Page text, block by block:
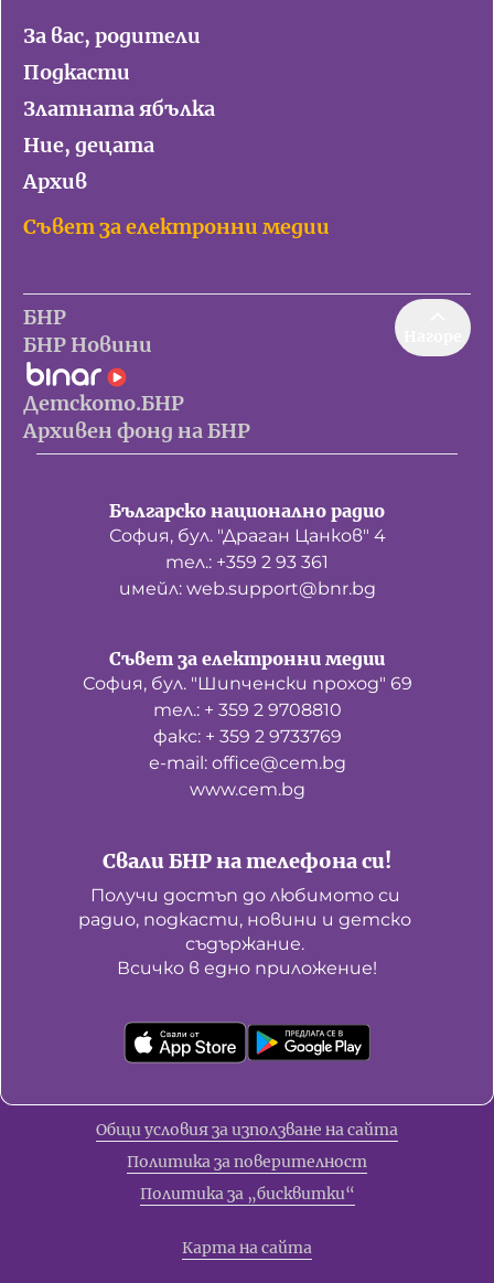
За вас, родители
Подкасти
Златната ябълка
Ние, децата
Архив
Съвет за електронни медии
БНР
БНР Новини
Детското.БНР
Архивен фонд на БНР
Българско национално радио
София, бул. "Драган Цанков" 4
тел.: +359 2 93 361
имейл: web.support@bnr.bg
Свали БНР на телефона си!
Получи достъп до любимото си
радио, подкасти, новини и детско
съдържание.
Всичко в едно приложение!
Съвет за електронни медии
София, бул. "Шипченски проход" 69
тел.: + 359 2 9708810
факс: + 359 2 9733769
е-mail: office@cem.bg
www.cem.bg
Общи условия за използване на сайта
Политика за поверителност
Политика за „бисквитки“
Карта на сайта